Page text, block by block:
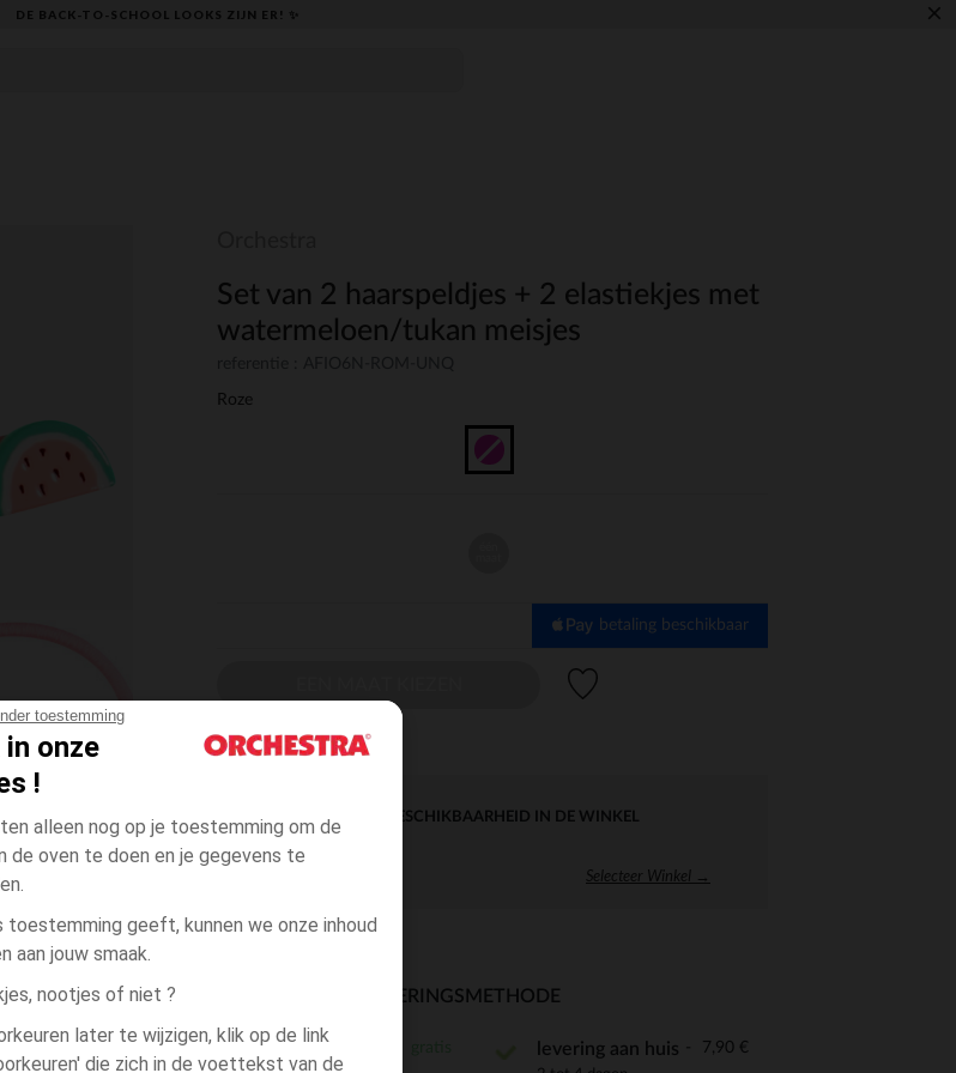
toestemming
in onze
!
alleen nog op je toestemming om de
de oven te doen en je gegevens te
toestemming geeft, kunnen we onze inhoud
aan jouw smaak.
nootjes of niet ?
later te wijzigen, klik op de link
die zich in de voettekst van de
DE BACK-TO-SCHOOL LOOKS ZIJN ER! ✨ ×
Set van 2 haarspeldjes + 2 elastiekjes met
watermeloen/tukan meisjes
Roze
betaling beschikbaar
DIRECTE BESCHIKBAARHEID IN DE WINKEL
Selecteer Winkel →
BESCHIKBAARE LEVERINGSMETHODE
winkel levering levering aan huis 7,90 €